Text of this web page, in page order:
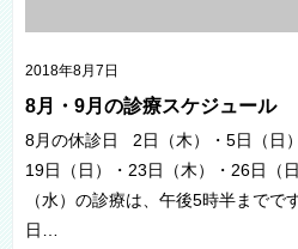
2018年8月7日
8月・9月の診療スケジュール
8月の休診日 2日（木）・5日（日
19日（日）・23日（木）・26日
（水）の診療は、午後5時半まで
日…